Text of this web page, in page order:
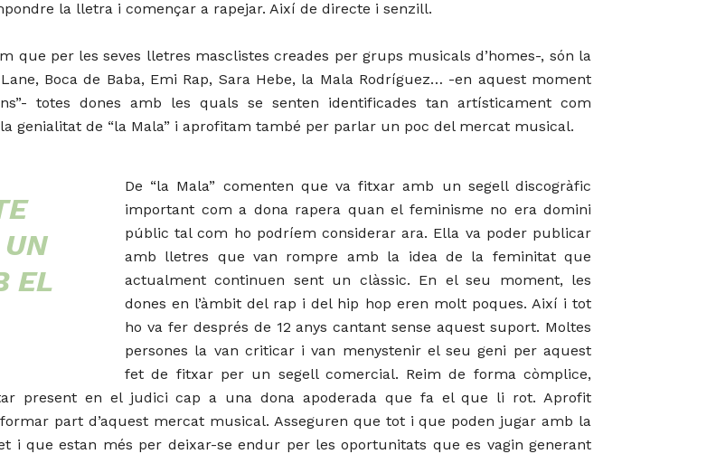
la lletra i començar a rapejar. Així de directe i senzill.
que per les seves lletres masclistes creades per grups musicals d’homes-, són la
Boca de Baba, Emi Rap, Sara Hebe, la Mala Rodríguez… -en aquest moment
totes dones amb les quals se senten identificades tan artísticament com
genialitat de “la Mala” i aprofitam també per parlar un poc del mercat musical.
EL
De “la Mala” comenten que va fitxar amb un segell discogràfic
important com a dona rapera quan el feminisme no era domini
públic tal com ho podríem considerar ara. Ella va poder publicar
amb lletres que van rompre amb la idea de la feminitat que
actualment continuen sent un clàssic. En el seu moment, les
dones en l’àmbit del rap i del hip hop eren molt poques. Així i tot
ho va fer després de 12 anys cantant sense aquest suport. Moltes
persones la van criticar i van menystenir el seu geni per aquest
fet de fitxar per un segell comercial. Reim de forma còmplice,
present en el judici cap a una dona apoderada que fa el que li rot. Aprofit
formar part d’aquest mercat musical. Asseguren que tot i que poden jugar amb la
i que estan més per deixar-se endur per les oportunitats que es vagin generant